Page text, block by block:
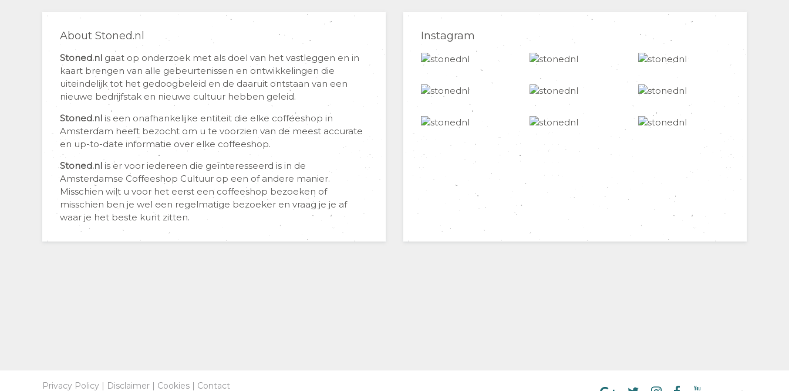
About Stoned.nl
Stoned.nl gaat op onderzoek met als doel van het vastleggen en in
kaart brengen van alle gebeurtenissen en ontwikkelingen die
uiteindelijk tot het gedoogbeleid en de daaruit ontstaan van een
nieuwe bedrijfstak en nieuwe cultuur hebben geleid.
Stoned.nl is een onafhankelijke entiteit die elke coffeeshop in
Amsterdam heeft bezocht om u te voorzien van de meest accurate
en up-to-date informatie over elke coffeeshop.
Stoned.nl is er voor iedereen die geïnteresseerd is in de
Amsterdamse Coffeeshop Cultuur op een of andere manier.
Misschien wilt u voor het eerst een coffeeshop bezoeken of
misschien ben je wel een regelmatige bezoeker en vraag je je af
waar je het beste kunt zitten.
Instagram
Privacy Policy | Disclaimer | Cookies | Contact